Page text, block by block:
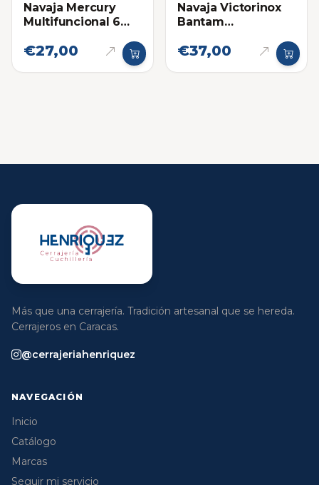
Navaja Mercury
Multifuncional 6
€27,00
Navaja Victorinox
Bantam
€37,00
Más que una cerrajería. Tradición artesanal que se hereda.
Cerrajeros en Caracas.
@cerrajeriahenriquez
NAVEGACIÓN
Inicio
Catálogo
Marcas
Seguir mi servicio